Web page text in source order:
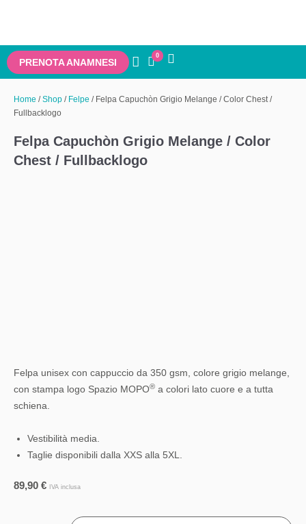
PRENOTA ANAMNESI
0
Home /Shop / Felpe / Felpa Capuchòn Grigio Melange / Color Chest /
Fullbacklogo
Felpa Capuchòn Grigio Melange / Color
Chest / Fullbacklogo
Felpa unisex con cappuccio da 350 gsm, colore grigio melange,
con stampa logo Spazio MOPO® a colori lato cuore e a tutta
schiena.
Vestibilità media.
Taglie disponibili dalla XXS alla 5XL.
89,90 € IVA inclusa